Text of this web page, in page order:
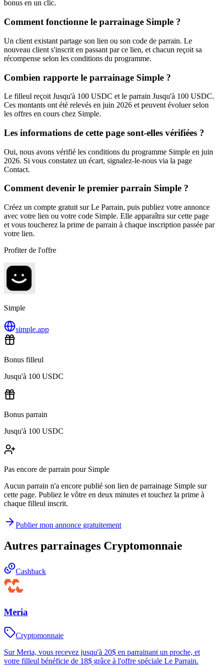
bonus en un clic.
Comment fonctionne le parrainage Simple ?
Un client existant partage son lien ou son code de parrain. Le
nouveau client s'inscrit en passant par ce lien, et chacun reçoit sa
récompense selon les conditions du programme.
Combien rapporte le parrainage Simple ?
Le filleul reçoit Jusqu'à 100 USDC et le parrain Jusqu'à 100 USDC.
Ces montants ont été relevés en juin 2026 et peuvent évoluer selon
les offres en cours chez Simple.
Les informations de cette page sont-elles vérifiées ?
Oui, nous avons vérifié les conditions du programme Simple en juin
2026. Si vous constatez un écart, signalez-le-nous via la page
Contact.
Comment devenir le premier parrain Simple ?
Créez un compte gratuit sur Le Parrain, puis publiez votre annonce
avec votre lien ou votre code Simple. Elle apparaîtra sur cette page
et vous toucherez la prime de parrain à chaque inscription passée par
votre lien.
Profiter de l'offre
Simple
simple.app
Bonus filleul
Jusqu'à 100 USDC
Bonus parrain
Jusqu'à 100 USDC
Pas encore de parrain pour Simple
Aucun parrain n'a encore publié son lien de parrainage Simple sur
cette page. Publiez le vôtre en deux minutes et touchez la prime à
chaque filleul inscrit.
Publier mon annonce gratuitement
Autres parrainages Cryptomonnaie
Cashback
Meria
Cryptomonnaie
Sur Meria, vous recevez jusqu'à 20$ en parrainant un proche, et
votre filleul bénéficie de 18$ grâce à l'offre spéciale Le Parrain.